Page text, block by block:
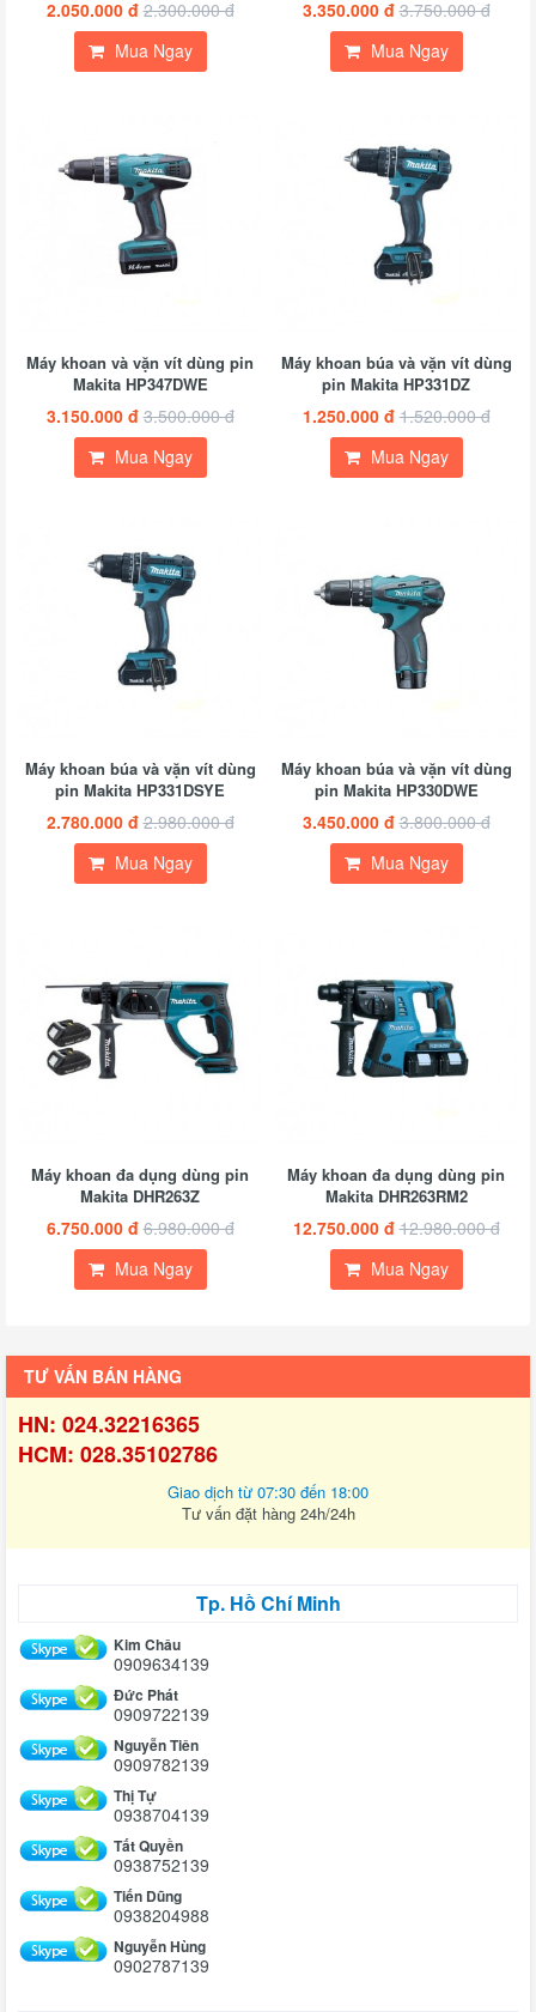
2.050.000 đ 2.300.000 đ
Mua Ngay
3.350.000 đ 3.750.000 đ
Mua Ngay
Máy khoan và vặn vít dùng pin
Makita HP347DWE
3.150.000 đ 3.500.000 đ
Mua Ngay
Máy khoan búa và vặn vít dùng
pin Makita HP331DZ
1.250.000 đ 1.520.000 đ
Mua Ngay
Máy khoan búa và vặn vít dùng
pin Makita HP331DSYE
2.780.000 đ 2.980.000 đ
Mua Ngay
Máy khoan búa và vặn vít dùng
pin Makita HP330DWE
3.450.000 đ 3.800.000 đ
Mua Ngay
Máy khoan đa dụng dùng pin
Makita DHR263Z
6.750.000 đ 6.980.000 đ
Mua Ngay
Máy khoan đa dụng dùng pin
Makita DHR263RM2
12.750.000 đ 12.980.000 đ
Mua Ngay
TƯ VẤN BÁN HÀNG
HN: 024.32216365
HCM: 028.35102786
Giao dịch từ 07:30 đến 18:00
Tư vấn đặt hàng 24h/24h
Tp. Hồ Chí Minh
Kim Châu
0909634139
Đức Phát
0909722139
Nguyễn Tiên
0909782139
Thị Tự
0938704139
Tất Quyền
0938752139
Tiến Dũng
0938204988
Nguyễn Hùng
0902787139